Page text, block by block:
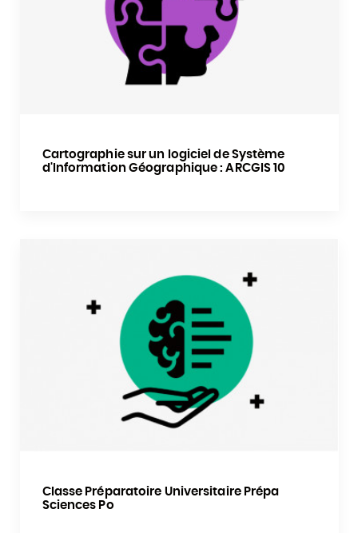
Cartographie sur un logiciel de Système
d'Information Géographique : ARCGIS 10
Classe Préparatoire Universitaire Prépa
Sciences Po